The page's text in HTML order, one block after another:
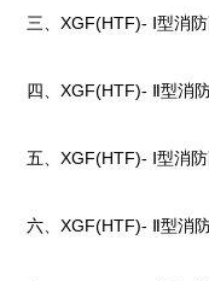
三、XGF(HTF)- Ⅰ型消
四、XGF(HTF)- Ⅱ型消
五、XGF(HTF)- Ⅰ型消
六、XGF(HTF)- Ⅱ型消